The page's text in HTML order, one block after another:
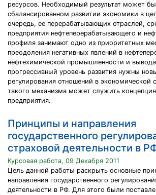
ресурсов. Необходимый результат может
сбалансированном развитии экономики в
очередь, ее перерабатывающих отраслей,
предприятия нефтеперерабатывающего и
профиля занимают одно из приоритетных
преодоления негативных явлений в
нефтехимической промышленности и
прогрессивный уровень развития нужны
регулирования отношений в экономической
такого механизма может служить
предприятия.
Принципы и направления
государственного
страховой деятельности в
Курсовая работа, 09 Декабря 2011
Цель данной работы раскрыть основные
направления государственного
деятельности в РФ. Для этого были